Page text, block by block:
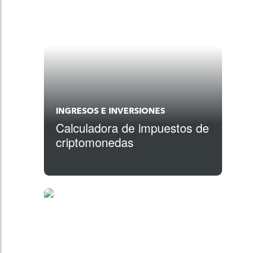
INGRESOS E INVERSIONES
Calculadora de impuestos de
criptomonedas